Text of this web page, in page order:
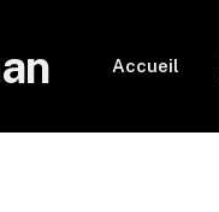
Accueil